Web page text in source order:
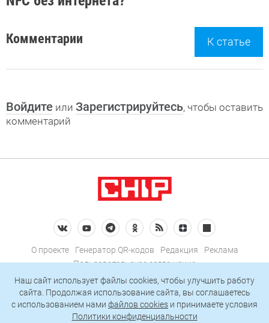
Комментарии К статье
Войдите или Зарегистрируйтесь, чтобы оставить
комментарий
О проекте Генератор QR-кодов Редакция
Реклама
Пользовательское соглашение
Политика конфиденциальности
Подписаться на рассылку
Наш сайт использует файлы cookies, чтобы улучшить работу
сайта. Продолжая использование сайта, вы соглашаетесь
c использованием нами файлов cookies и принимаете условия
Политики конфиденциальности